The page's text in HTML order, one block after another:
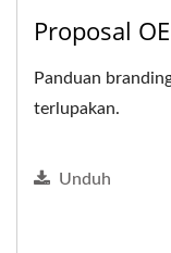
Proposal
Panduan
terlupakan.
Unduh